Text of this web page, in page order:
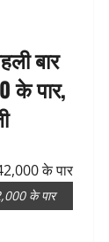
बार
के पार,
के पार